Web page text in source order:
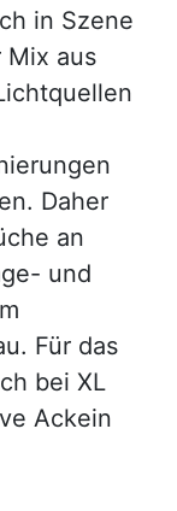
in Szene
Mix aus
Daher
an
und
Für das
bei XL
Ackein